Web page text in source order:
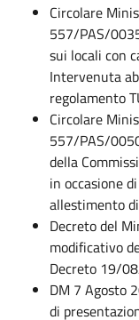
Circolare
557/PAS/
sui locali con
Intervenuta
regolamento
Circolare
557/PAS/
della
in occasione
allestimento
Decreto del
modificativo
Decreto 19/
DM 7 Agosto
di